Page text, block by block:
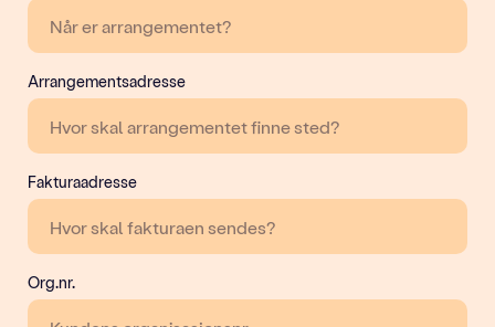
Arrangementsadresse
Fakturaadresse
Org.nr.